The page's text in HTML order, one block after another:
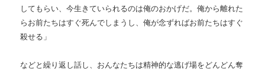
してもらい、今生きていられるのは俺のおかげだ。俺から離れた
らお前たちはすぐ死んでしまうし、俺が念ずればお前たちはすぐ
殺せる」
などと繰り返し話し、おんなたちは精神的な逃げ場をどんどん奪